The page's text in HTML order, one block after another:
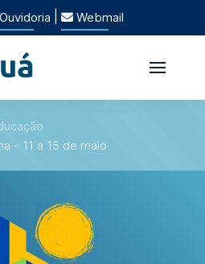
Ouvidoria Webmail
- 11 a 15 de maio